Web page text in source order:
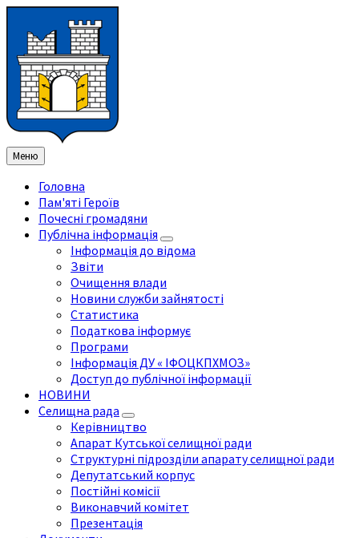
змісту
ліву
бічну
панель
праву
бічну
панель
нижнього
колонтитула
Меню
Головна
Пам'яті Героїв
Почесні громадяни
Публічна інформація
Інформація до відома
Звіти
Очищення влади
Новини служби зайнятості
Статистика
Податкова інформує
Програми
Інформація ДУ « ІФОЦКПХМОЗ»
Доступ до публічної інформації
НОВИНИ
Селищна рада
Керівництво
Апарат Кутської селищної ради
Структурні підрозділи апарату селищної ради
Депутатський корпус
Постійні комісії
Виконавчий комітет
Презентація